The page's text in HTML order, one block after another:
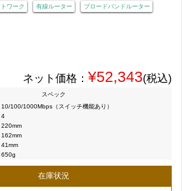
ワーク 有線ルーター ブロードバンドルーター
ネット価格： ¥52,343(税込)
スペック
10/100/1000Mbps（スイッチ機能あり）
4
220mm
162mm
41mm
650g
在庫状況